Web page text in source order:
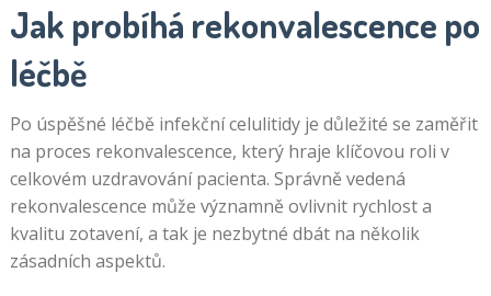
Jak probíhá rekonvalescence po
léčbě
Po úspěšné léčbě infekční celulitidy je důležité se zaměřit
na proces rekonvalescence, který hraje klíčovou roli v
celkovém uzdravování pacienta. Správně vedená
rekonvalescence může významně ovlivnit rychlost a
kvalitu zotavení, a tak je nezbytné dbát na několik
zásadních aspektů.